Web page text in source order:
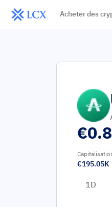
Acheter des
€
€195.05K
1D